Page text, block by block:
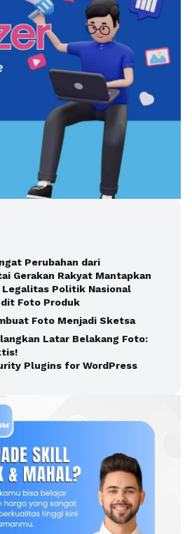
Perubahan dari
Gerakan Rakyat Mantapkan
Legalitas Politik Nasional
Foto Produk
Foto Menjadi Sketsa
Latar Belakang Foto:
Plugins for WordPress